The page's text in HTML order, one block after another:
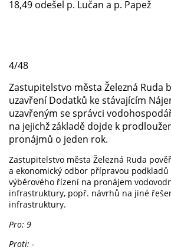
18,49 odešel p. Lučan a p. Papež
4/48
Zastupitelstvo města Železná Ruda
uzavření Dodatků ke stávajícím
uzavřeným se správci
na jejichž základě dojde k
pronájmů o jeden rok.
Zastupitelstvo města Železná Ruda
a ekonomický odbor přípravou
výběrového řízení na pronájem
infrastruktury, popř. návrhů na jiné
infrastruktury.
Pro: 9
Proti: -